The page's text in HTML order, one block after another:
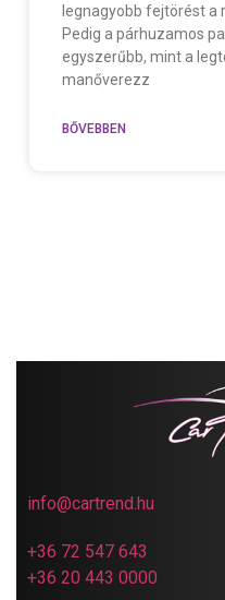
legnagyobb fejtörést a
Pedig a párhuzamos
egyszerűbb, mint a
manőverezz
BŐVEBBEN
info@cartrend.hu
+36 72 547 643
+36 20 443 0000